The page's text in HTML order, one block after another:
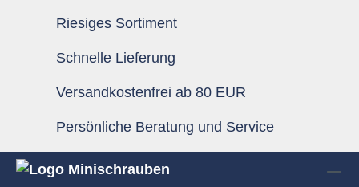
Riesiges Sortiment
Schnelle Lieferung
Versandkostenfrei ab 80 EUR
Persönliche Beratung und Service